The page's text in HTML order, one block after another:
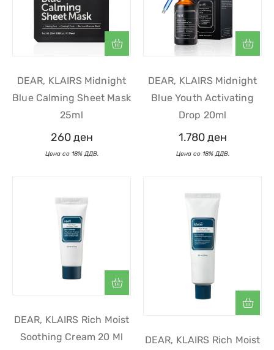
DEAR, KLAIRS Midnight
Blue Calming Sheet Mask
25ml
260ден
DEAR, KLAIRS Midnight
Blue Youth Activating
Drop 20ml
1.780ден
DEAR, KLAIRS Rich Moist
Soothing Cream 20 Ml
DEAR, KLAIRS Rich Moist